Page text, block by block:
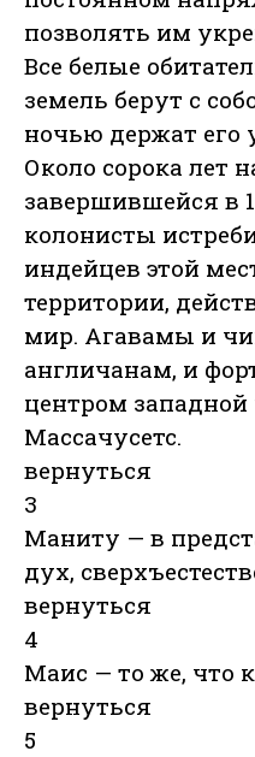
позволять им
Все белые
земель берут с
ночью держат его
Около сорока лет
завершившейся в
колонисты
индейцев этой
территории,
мир. Агавамы и
англичанам, и
центром
Массачусетс.
вернуться
3
Маниту — в
дух,
вернуться
4
Маис — то же, что
вернуться
5